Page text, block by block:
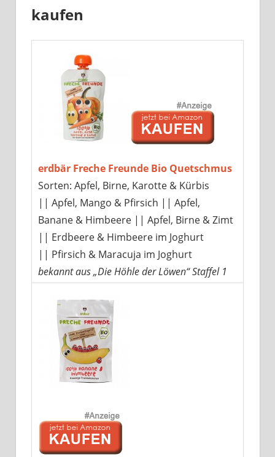
kaufen
erdbär Freche Freunde Bio Quetschmus
Sorten: Apfel, Birne, Karotte & Kürbis
|| Apfel, Mango & Pfirsich || Apfel,
Banane & Himbeere || Apfel, Birne & Zimt
|| Erdbeere & Himbeere im Joghurt
|| Pfirsich & Maracuja im Joghurt
bekannt aus „Die Höhle der Löwen“ Staffel 1